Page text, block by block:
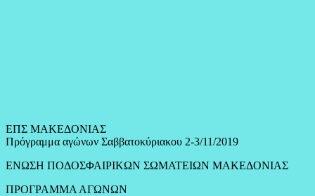
ΕΠΣ ΜΑΚΕΔΟΝΙΑΣ
Πρόγραμμα αγώνων Σαββατοκύριακου 2-3/11/2019
ΕΝΩΣΗ ΠΟΔΟΣΦΑΙΡΙΚΩΝ ΣΩΜΑΤΕΙΩΝ ΜΑΚΕΔΟΝΙΑΣ
ΠΡΟΓΡΑΜΜΑ ΑΓΩΝΩΝ